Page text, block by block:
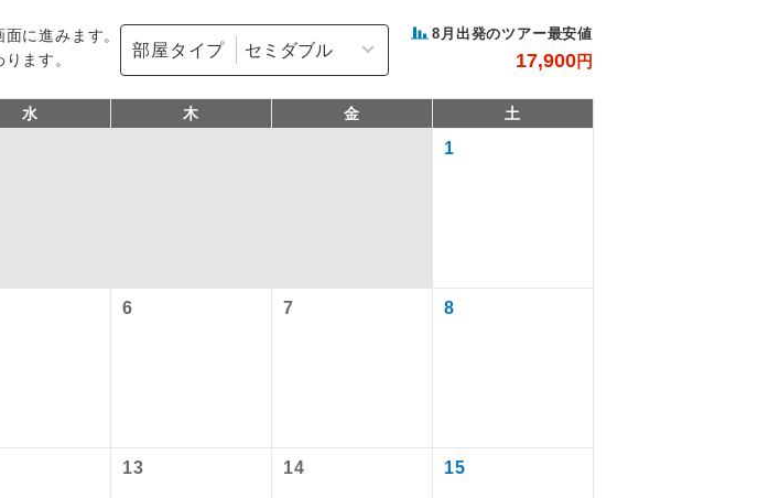
に進みます。
ます。
部屋タイプ
8 月出発のツアー最安値
17,900円
水 木 金 土
1
6 7 8
13 14 15
（駅）から最終日出発空港（駅）まで添乗員が